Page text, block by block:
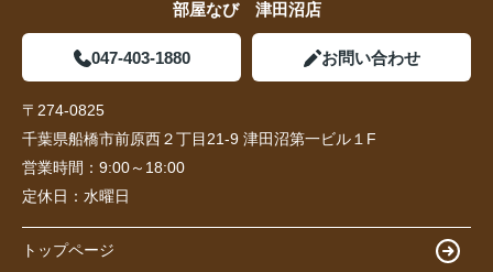
部屋なび 津田沼店
047-403-1880 お問い合わせ
〒274-0825
千葉県船橋市前原西２丁目21-9 津田沼第一ビル１F
営業時間： 9:00～18:00
定休日： 水曜日
トップページ